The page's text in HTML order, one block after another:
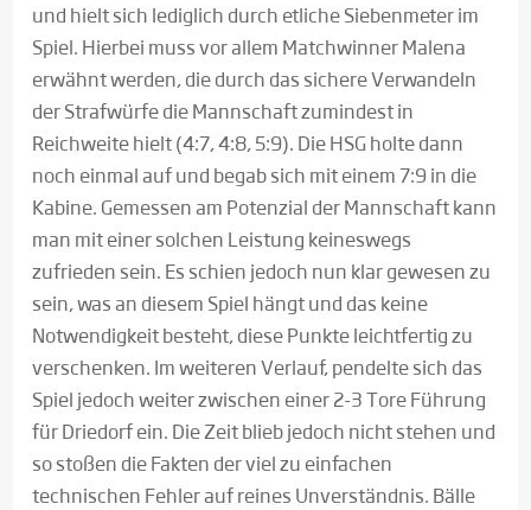
und hielt sich lediglich durch etliche Siebenmeter im
Spiel. Hierbei muss vor allem Matchwinner Malena
erwähnt werden, die durch das sichere Verwandeln
der Strafwürfe die Mannschaft zumindest in
Reichweite hielt (4:7, 4:8, 5:9). Die HSG holte dann
noch einmal auf und begab sich mit einem 7:9 in die
Kabine. Gemessen am Potenzial der Mannschaft kann
man mit einer solchen Leistung keineswegs
zufrieden sein. Es schien jedoch nun klar gewesen zu
sein, was an diesem Spiel hängt und das keine
Notwendigkeit besteht, diese Punkte leichtfertig zu
verschenken. Im weiteren Verlauf, pendelte sich das
Spiel jedoch weiter zwischen einer 2-3 Tore Führung
für Driedorf ein. Die Zeit blieb jedoch nicht stehen und
so stoßen die Fakten der viel zu einfachen
technischen Fehler auf reines Unverständnis. Bälle